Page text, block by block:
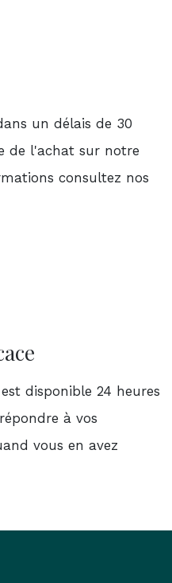
un délais de 30
de l'achat sur notre
consultez nos
disponible 24 heures
à vos
vous en avez